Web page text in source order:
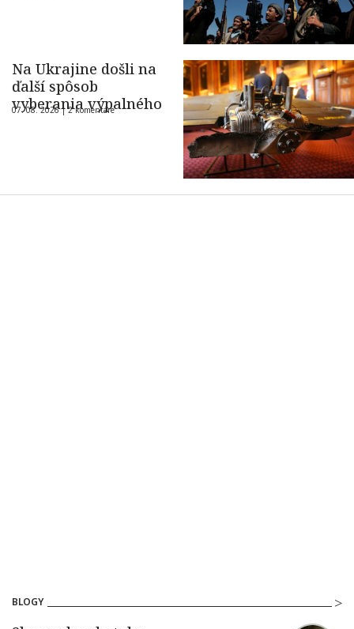
Na Ukrajine došli na
ďalší spôsob
vyberania výpalného
07. 08. 2026 |2 komentáre
BLOGY